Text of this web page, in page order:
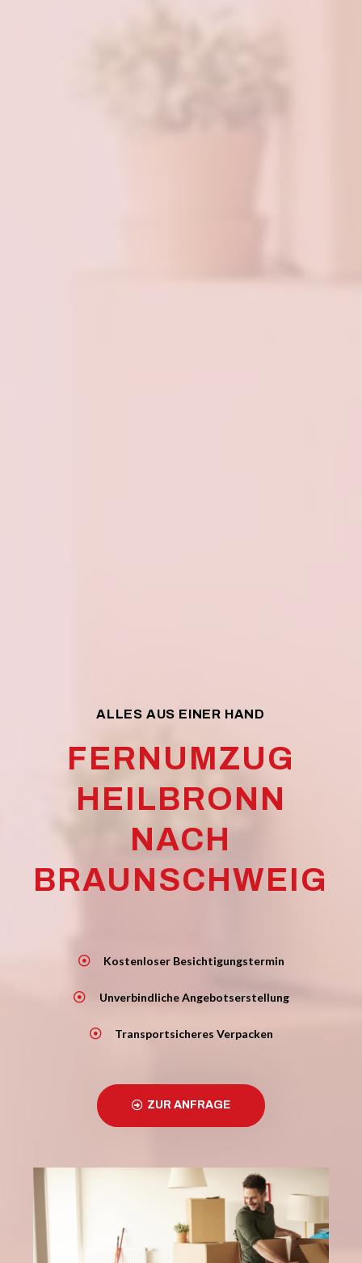
ALLES AUS EINER HAND
FERNUMZUG
HEILBRONN
NACH
BRAUNSCHWEIG
Kostenloser Besichtigungstermin
Unverbindliche Angebotserstellung
Transportsicheres Verpacken
ZUR ANFRAGE